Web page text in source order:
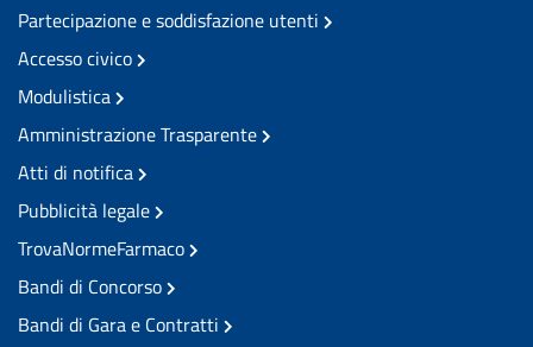
Partecipazione e soddisfazione utenti
Accesso civico
Modulistica
Amministrazione Trasparente
Atti di notifica
Pubblicità legale
TrovaNormeFarmaco
Bandi di Concorso
Bandi di Gara e Contratti